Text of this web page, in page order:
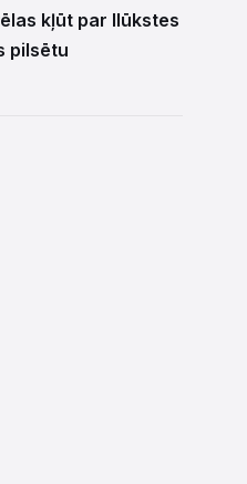
kļūt par Ilūkstes
pilsētu